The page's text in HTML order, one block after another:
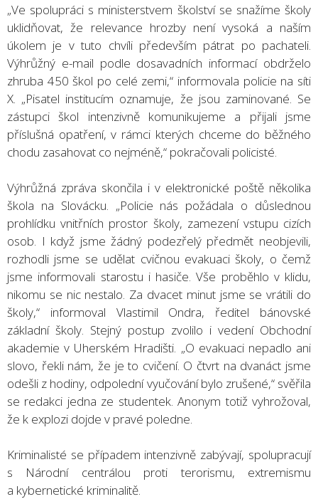
„Ve spolupráci s ministerstvem školství se snažíme školy
uklidňovat, že relevance hrozby není vysoká a naším
úkolem je v tuto chvíli především pátrat po pachateli.
Výhrůžný e-mail podle dosavadních informací obdrželo
zhruba 450 škol po celé zemi,“ informovala policie na síti
X. „Pisatel institucím oznamuje, že jsou zaminované. Se
zástupci škol intenzivně komunikujeme a přijali jsme
příslušná opatření, v rámci kterých chceme do běžného
chodu zasahovat co nejméně,“ pokračovali policisté.
Výhrůžná zpráva skončila i v elektronické poště několika
škola na Slovácku. „Policie nás požádala o důslednou
prohlídku vnitřních prostor školy, zamezení vstupu cizích
osob. I když jsme žádný podezřelý předmět neobjevili,
rozhodli jsme se udělat cvičnou evakuaci školy, o čemž
jsme informovali starostu i hasiče. Vše proběhlo v klidu,
nikomu se nic nestalo. Za dvacet minut jsme se vrátili do
školy,“ informoval Vlastimil Ondra, ředitel bánovské
základní školy. Stejný postup zvolilo i vedení Obchodní
akademie v Uherském Hradišti. „O evakuaci nepadlo ani
slovo, řekli nám, že je to cvičení. O čtvrt na dvanáct jsme
odešli z hodiny, odpolední vyučování bylo zrušené,“ svěřila
se redakci jedna ze studentek. Anonym totiž vyhrožoval,
že k explozi dojde v pravé poledne.
Kriminalisté se případem intenzivně zabývají, spolupracují
s Národní centrálou proti terorismu, extremismu
a kybernetické kriminalitě.